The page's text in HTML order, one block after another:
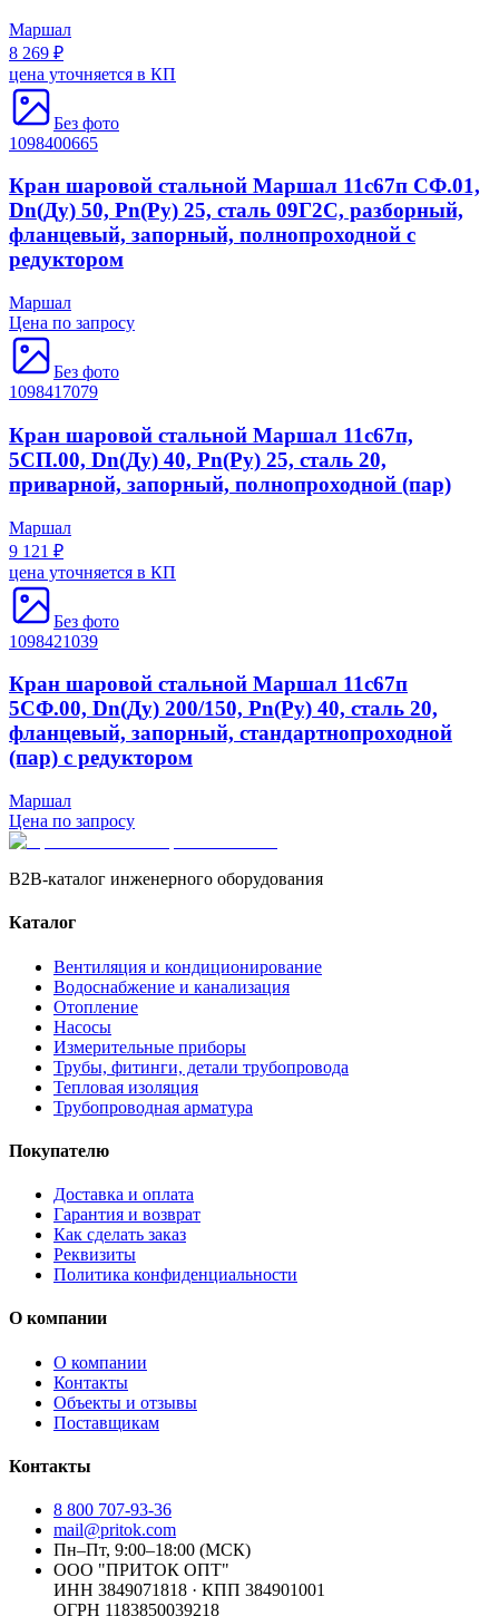
Маршал
8 269 ₽
цена уточняется в КП
Без фото
1098400665
Кран шаровой стальной Маршал 11с67п СФ.01,
Dn(Ду) 50, Рn(Ру) 25, сталь 09Г2С, разборный,
фланцевый, запорный, полнопроходной с
редуктором
Маршал
Цена по запросу
Без фото
1098417079
Кран шаровой стальной Маршал 11с67п,
5СП.00, Dn(Ду) 40, Рn(Ру) 25, сталь 20,
приварной, запорный, полнопроходной (пар)
Маршал
9 121 ₽
цена уточняется в КП
Без фото
1098421039
Кран шаровой стальной Маршал 11с67п
5СФ.00, Dn(Ду) 200/150, Рn(Ру) 40, сталь 20,
фланцевый, запорный, стандартнопроходной
(пар) с редуктором
Маршал
Цена по запросу
B2B-каталог инженерного оборудования
Каталог
Вентиляция и кондиционирование
Водоснабжение и канализация
Отопление
Насосы
Измерительные приборы
Трубы, фитинги, детали трубопровода
Тепловая изоляция
Трубопроводная арматура
Покупателю
Доставка и оплата
Гарантия и возврат
Как сделать заказ
Реквизиты
Политика конфиденциальности
О компании
О компании
Контакты
Объекты и отзывы
Поставщикам
Контакты
8 800 707-93-36
mail@pritok.com
Пн–Пт, 9:00–18:00 (МСК)
ООО "ПРИТОК ОПТ"
ИНН 3849071818 · КПП 384901001
ОГРН 1183850039218